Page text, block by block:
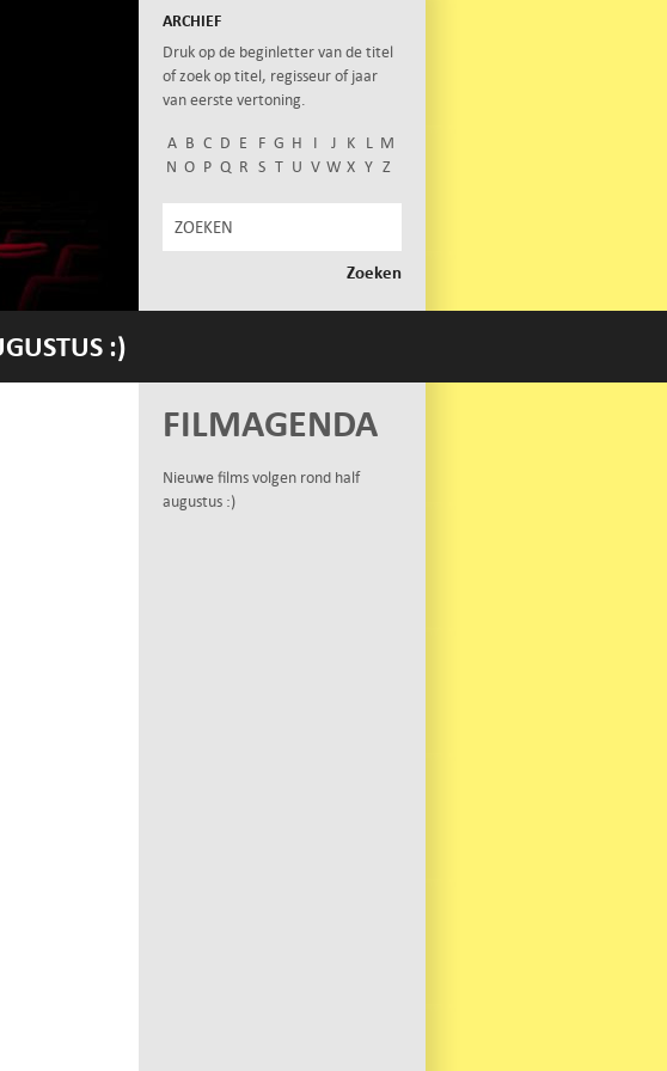
ARCHIEF
Druk op de beginletter van de titel
of zoek op titel, regisseur of jaar
van eerste vertoning.
A B C D E F G H I J K L M
N O P Q R S T U V W X Y Z
:)
FILMAGENDA
Nieuwe films volgen rond half
augustus :)